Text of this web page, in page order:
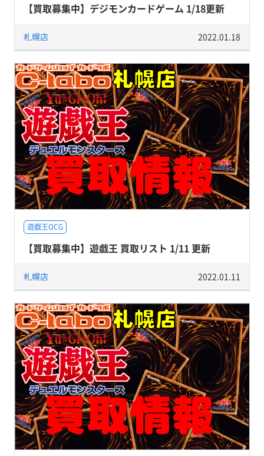
【買取募集中】デジモンカードゲーム 1/18更新
札幌店 2022.01.18
遊戯王OCG
【買取募集中】遊戯王 買取リスト 1/11 更新
札幌店 2022.01.11